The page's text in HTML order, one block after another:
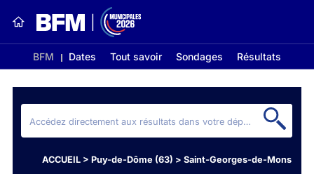
BFM Dates Tout savoir Sondages Résultats
ACCUEIL > Puy-de-Dôme (63) > Saint-Georges-de-Mons